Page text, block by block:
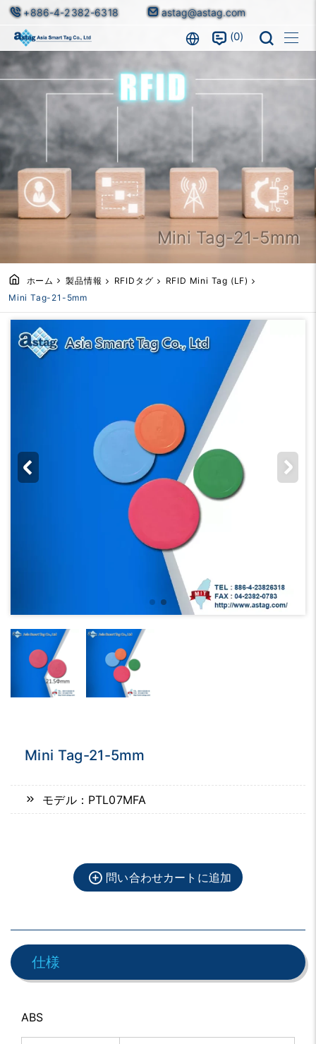
+886-4-2382-6318 astag@astag.com
0
Mini Tag-21-5mm
ホーム 製品情報 RFIDタグ
RFID Mini Tag (LF)
Mini Tag-21-5mm
Mini Tag-21-5mm
モデル：PTL07MFA
問い合わせカートに追加
仕様
ABS